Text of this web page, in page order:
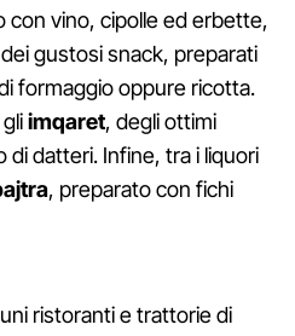
con vino, cipolle ed erbette,
gustosi snack, preparati
formaggio oppure ricotta.
imqaret, degli ottimi
di datteri. Infine, tra i liquori
, preparato con fichi
ristoranti e trattorie di